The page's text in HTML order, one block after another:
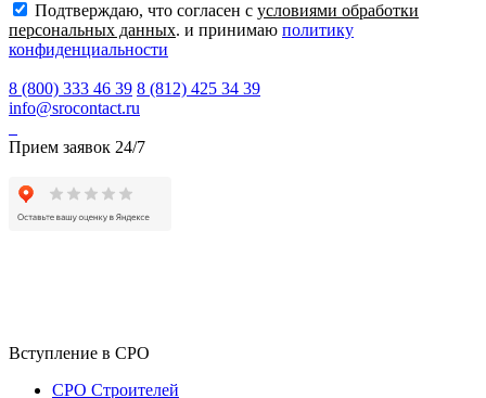
Подтверждаю, что согласен с условиями обработки
персональных данных. и принимаю политику
конфиденциальности
8 (800) 333 46 39 8 (812) 425 34 39
info@srocontact.ru
Прием заявок 24/7
Вступление в СРО
СРО Строителей